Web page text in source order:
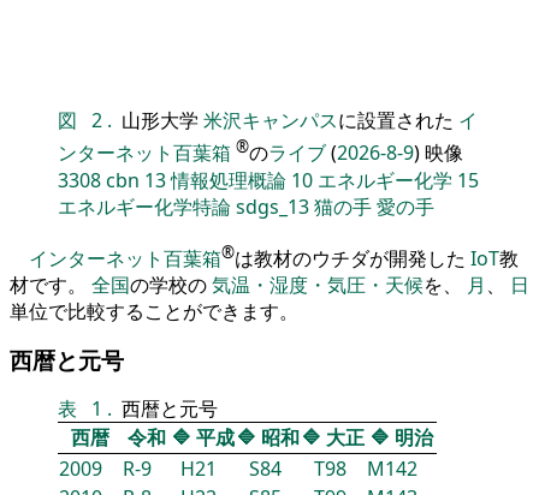
図 2 . 山形大学 米沢キャンパスに設置された イ
ンターネット百葉箱 ®のライブ(2026-8-9) 映像
3308cbn 13情報処理概論 10 エネルギー化学 15
エネルギー化学特論sdgs_13猫の手愛の手
インターネット百葉箱®は教材のウチダが開発した IoT教
材です。 全国の学校の気温・湿度・気圧・天候を、 月 、 日
単位で比較することができます。
西暦と元号
表 1 . 西暦と元号
西暦
令和 🔷 平成🔷 昭和🔷 大正 🔷 明治
2009
R-9 H21 S84 T98
M142